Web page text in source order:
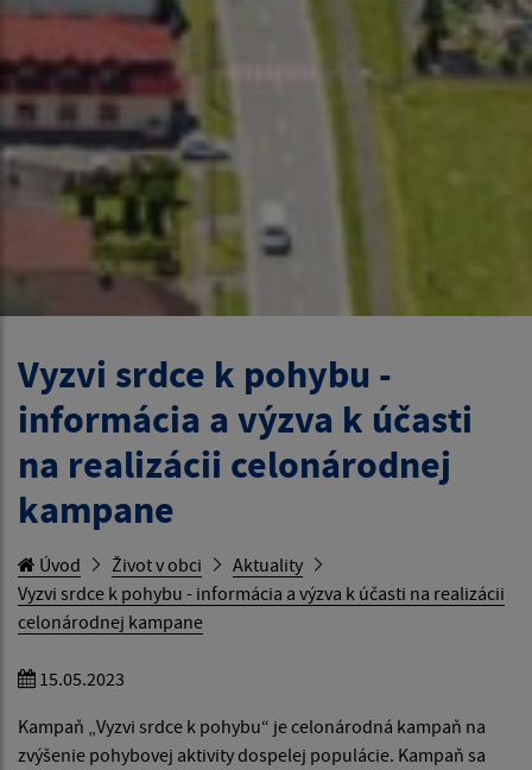
Vyzvi srdce k pohybu -
informácia a výzva k účasti
na realizácii celonárodnej
kampane
Úvod Život v obci
Aktuality
Vyzvi srdce k pohybu - informácia a výzva k účasti na realizácii
celonárodnej kampane
15.05.2023
Kampaň „Vyzvi srdce k pohybu“ je celonárodná kampaň na
zvýšenie pohybovej aktivity dospelej populácie. Kampaň sa